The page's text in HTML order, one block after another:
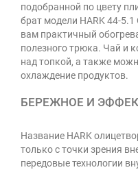
подобранной по цвету
брат модели HARK 44-5.1
вам практичный
полезного трюка. Чай и
над топкой, а также
охлаждение продуктов.
БЕРЕЖНОЕ И
Название HARK
только с точки зрения
передовые технологии